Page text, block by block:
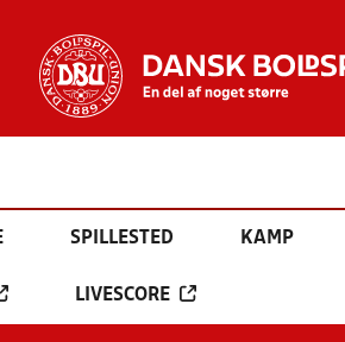
SPILLESTED KAMP
LIVESCORE